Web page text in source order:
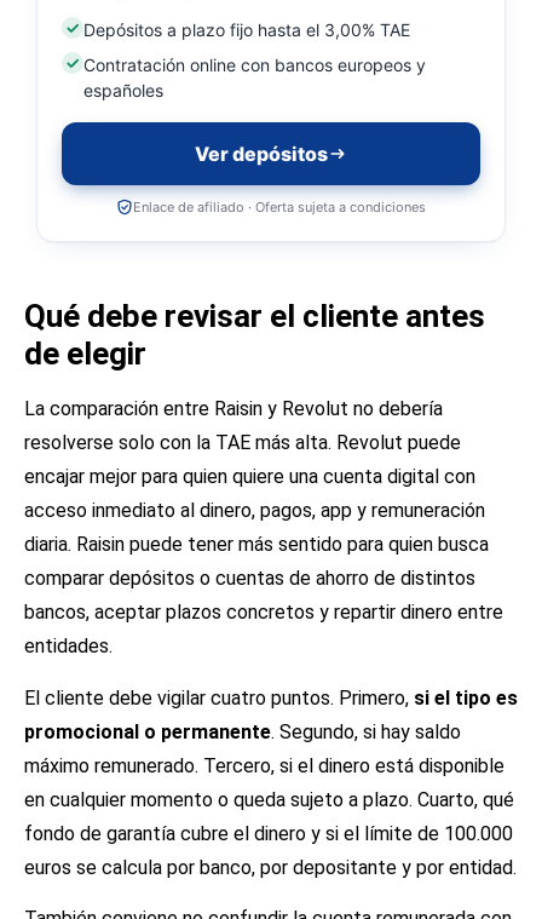
Depósitos a plazo fijo hasta el 3,00% TAE
Contratación online con bancos europeos y
españoles
Ver depósitos
Enlace de afiliado · Oferta sujeta a condiciones
Qué debe revisar el cliente antes
de elegir
La comparación entre Raisin y Revolut no debería
resolverse solo con la TAE más alta. Revolut puede
encajar mejor para quien quiere una cuenta digital con
acceso inmediato al dinero, pagos, app y remuneración
diaria. Raisin puede tener más sentido para quien busca
comparar depósitos o cuentas de ahorro de distintos
bancos, aceptar plazos concretos y repartir dinero entre
entidades.
El cliente debe vigilar cuatro puntos. Primero, si el tipo es
promocional o permanente. Segundo, si hay saldo
máximo remunerado. Tercero, si el dinero está disponible
en cualquier momento o queda sujeto a plazo. Cuarto, qué
fondo de garantía cubre el dinero y si el límite de 100.000
euros se calcula por banco, por depositante y por entidad.